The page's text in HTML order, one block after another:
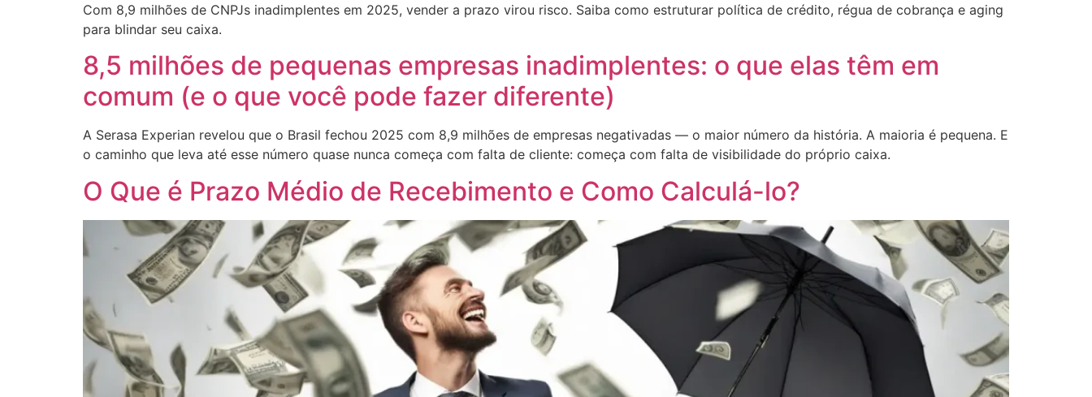
Com 8,9 milhões de CNPJs inadimplentes em 2025, vender a prazo virou risco. Saiba como estruturar política de crédito, régua de cobrança e aging
para blindar seu caixa.
8,5 milhões de pequenas empresas inadimplentes: o que elas têm em
comum (e o que você pode fazer diferente)
A Serasa Experian revelou que o Brasil fechou 2025 com 8,9 milhões de empresas negativadas — o maior número da história. A maioria é pequena. E
o caminho que leva até esse número quase nunca começa com falta de cliente: começa com falta de visibilidade do próprio caixa.
O Que é Prazo Médio de Recebimento e Como Calculá-lo?